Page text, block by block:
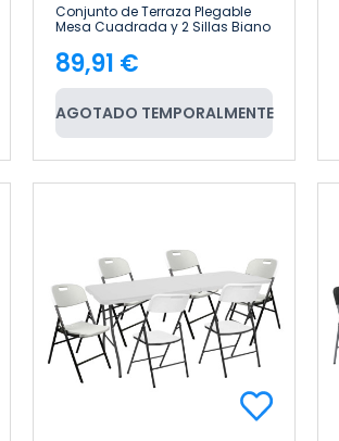
Conjunto de Terraza Plegable
Mesa Cuadrada y 2 Sillas Biano
Precio
89,91 €
AGOTADO TEMPORALMENTE